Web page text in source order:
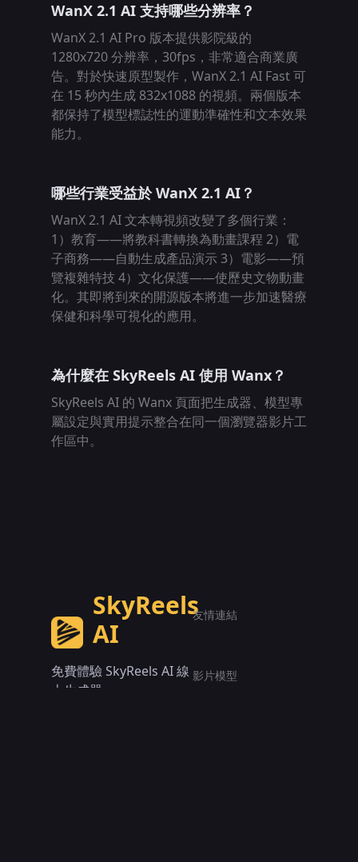
WanX 2.1 AI 支持哪些分辨率？
WanX 2.1 AI Pro 版本提供影院級的
1280x720 分辨率，30fps，非常適合商業廣
告。對於快速原型製作，WanX 2.1 AI Fast 可
在 15 秒內生成 832x1088 的視頻。兩個版本
都保持了模型標誌性的運動準確性和文本效果
能力。
哪些行業受益於 WanX 2.1 AI？
WanX 2.1 AI 文本轉視頻改變了多個行業：
1）教育——將教科書轉換為動畫課程 2）電
子商務——自動生成產品演示 3）電影——預
覽複雜特技 4）文化保護——使歷史文物動畫
化。其即將到來的開源版本將進一步加速醫療
保健和科學可視化的應用。
為什麼在 SkyReels AI 使用 Wanx？
SkyReels AI 的 Wanx 頁面把生成器、模型專
屬設定與實用提示整合在同一個瀏覽器影片工
作區中。
SkyReels
AI
免費體驗 SkyReels AI 線
上生成器。
友情連結
影片模型